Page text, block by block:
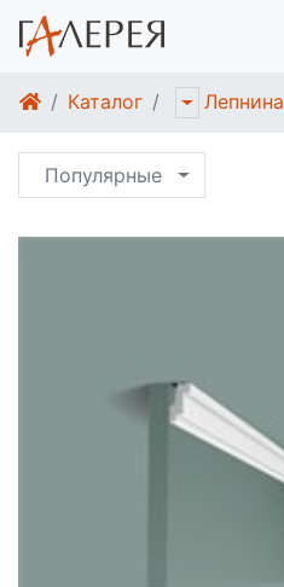
Каталог Лепнина
Популярные